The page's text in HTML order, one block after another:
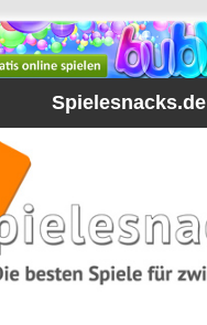
Spielesnacks.de